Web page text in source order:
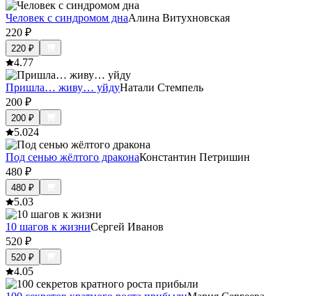
Человек с синдромом днаАлина Витухновская
220 ₽
220 ₽
4.77
Пришла… живу… уйдуНатали Стемпель
200 ₽
200 ₽
5.024
Под сенью жёлтого драконаКонстантин Петришин
480 ₽
480 ₽
5.03
10 шагов к жизниСергей Иванов
520 ₽
520 ₽
4.05